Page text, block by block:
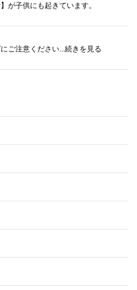
が子供にも起きています。
ご注意ください...続きを見る